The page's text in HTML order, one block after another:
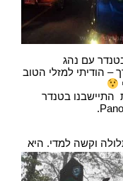
עם נהג
הודיתי למזלי הטוב
התיישבנו בטנדר
וקשה למדי. היא